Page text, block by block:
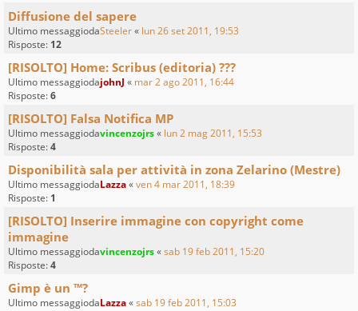
Diffusione del sapere
Ultimo messaggiodaSteeler« lun 26 set 2011, 19:53
Risposte: 12
[RISOLTO] Home: Scribus (editoria) ???
Ultimo messaggiodajohnJ « mar 2 ago 2011, 16:44
Risposte:6
[RISOLTO] Falsa Notifica MP
Ultimo messaggiodavincenzojrs« lun 2 mag 2011, 15:53
Risposte:4
Disponibilità sala per attività in zona Zelarino (Mestre)
Ultimo messaggiodaLazza«ven 4 mar 2011, 18:39
Risposte: 1
[RISOLTO] Inserire immagine con copyright come
immagine
Ultimo messaggiodavincenzojrs«sab 19 feb 2011, 15:20
Risposte:4
Gimp è un ™?
Ultimo messaggiodaLazza«sab 19 feb 2011, 15:03